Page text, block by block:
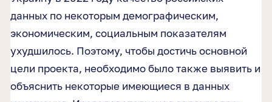
данных по некоторым демографическим,
экономическим, социальным показателям
ухудшилось. Поэтому, чтобы достичь основной
цели проекта, необходимо было также выявить и
объяснить некоторые имеющиеся в данных